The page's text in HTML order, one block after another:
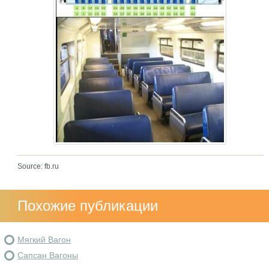
Source: fb.ru
Похожие публикации
Мягкий Вагон
Сапсан Вагоны